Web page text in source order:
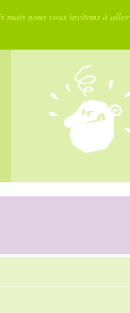
mais nous vous invitons à aller